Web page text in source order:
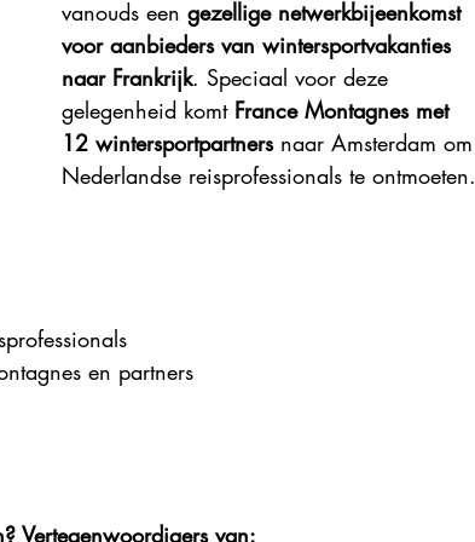
Explore France 2022 Explore France 2024
vanouds een gezellige netwerkbijeenkomst
voor aanbieders van wintersportvakanties
naar Frankrijk. Speciaal voor deze
gelegenheid komt France Montagnes met
12 wintersportpartners naar Amsterdam om
Nederlandse reisprofessionals te ontmoeten.
en partners
Vertegenwoordigers van: